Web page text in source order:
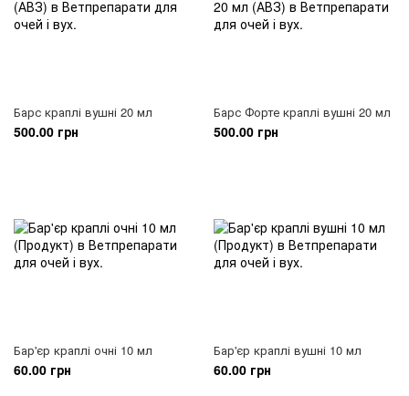
Барс краплі вушні 20 мл
500.00 грн
Барс Форте краплі вушні 20 мл
500.00 грн
Бар'єр краплі очні 10 мл
60.00 грн
Бар'єр краплі вушні 10 мл
60.00 грн